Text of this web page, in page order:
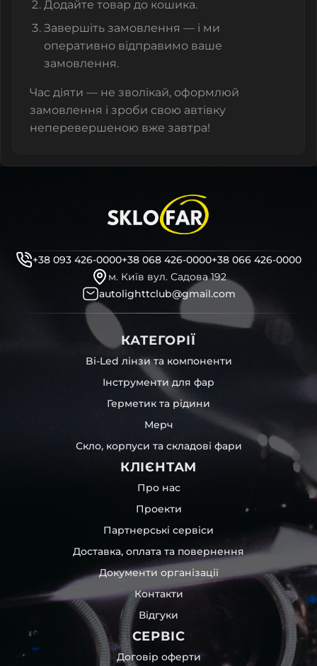
Додайте товар до кошика.
Завершіть замовлення — і ми
оперативно відправимо ваше
замовлення.
Час діяти — не зволікай, оформлюй
замовлення і зроби свою автівку
неперевершеною вже завтра!
+38 093 426-0000+38 068 426-0000+38 066 426-0000
м. Київ вул. Садова 192
autolighttclub@gmail.com
КАТЕГОРІЇ
Bi-Led лінзи та компоненти
Інструменти для фар
Герметик та рідини
Мерч
Скло, корпуси та складові фари
КЛІЄНТАМ
Про нас
Проекти
Партнерські сервіси
Доставка, оплата та повернення
Документи організації
Контакти
Відгуки
СЕРВІС
Договір оферти